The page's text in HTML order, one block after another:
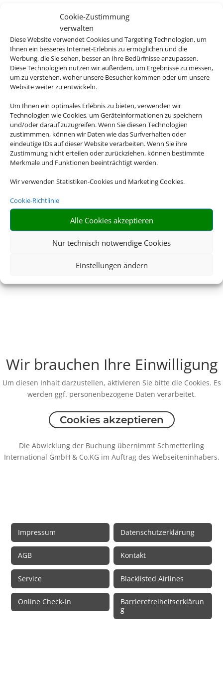
Cookie-Zustimmung
verwalten
Diese Website verwendet Cookies und Targeting Technologien, um
Ihnen ein besseres Internet-Erlebnis zu ermöglichen und die
Werbung, die Sie sehen, besser an Ihre Bedürfnisse anzupassen.
Diese Technologien nutzen wir außerdem, um Ergebnisse zu messen,
um zu verstehen, woher unsere Besucher kommen oder um unsere
Website weiter zu entwickeln.
Um Ihnen ein optimales Erlebnis zu bieten, verwenden wir
Technologien wie Cookies, um Geräteinformationen zu speichern
und/oder darauf zuzugreifen. Wenn Sie diesen Technologien
zustimmmen, können wir Daten wie das Surfverhalten oder
eindeutige IDs auf dieser Website verarbeiten. Wenn Sie ihre
Zustimmung nicht erteilen oder zurückziehen, können bestimmte
Merkmale und Funktionen beeinträchtigt werden.
Wir verwenden Statistiken-Cookies und Marketing Cookies.
Cookie-Richtlinie
Alle Cookies akzeptieren
Nur technisch notwendige Cookies
Einstellungen ändern
Wir brauchen Ihre Einwilligung
Um diesen Inhalt darzustellen, aktivieren Sie bitte die Cookies. Es
werden ggf. personenbezogene Daten verarbeitet.
Cookies akzeptieren
Die Abwicklung der Buchung übernimmt Schmetterling
International GmbH & Co.KG im Auftrag des Webseiteninhabers.
Impressum Datenschutzerklärung
AGB Kontakt
Service Blacklisted Airlines
Online Check-In
Barrierefreiheitserklärun
g